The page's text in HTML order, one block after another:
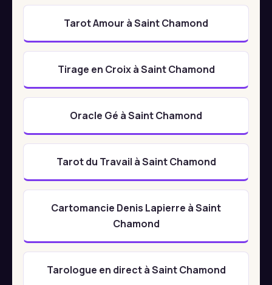
Tarot Amour à Saint Chamond
Tirage en Croix à Saint Chamond
Oracle Gé à Saint Chamond
Tarot du Travail à Saint Chamond
Cartomancie Denis Lapierre à Saint
Chamond
Tarologue en direct à Saint Chamond